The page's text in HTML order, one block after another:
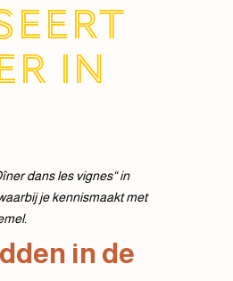
in
dans les vignes“ in
je kennismaakt met
in de